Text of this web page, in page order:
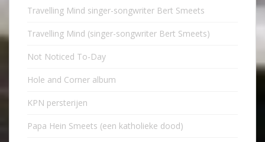
Travelling Mind singer-songwriter Bert Smeets
Travelling Mind (singer-songwriter Bert Smeets)
Not Noticed To-Day
Hole and Corner album
KPN persterijen
Papa Hein Smeets (een katholieke dood)